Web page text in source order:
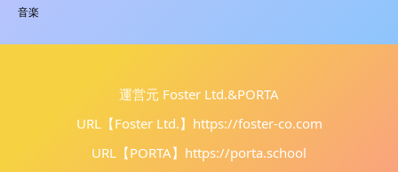
音楽
運営元 Foster Ltd.&PORTA
URL【Foster Ltd.】 https://foster-co.com
URL【PORTA】 https://porta.school